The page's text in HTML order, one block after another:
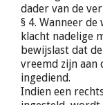
dader van de
§ 4. Wanneer
klacht nadelige
bewijslast dat
vreemd zijn aan
ingediend.
Indien een